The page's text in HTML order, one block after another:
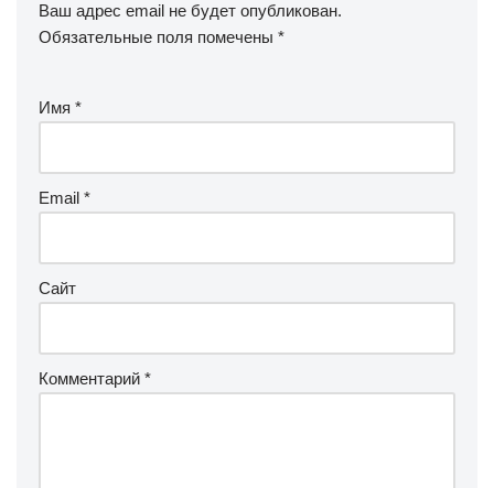
Ваш адрес email не будет опубликован.
Обязательные поля помечены *
Имя *
Email *
Сайт
Комментарий *